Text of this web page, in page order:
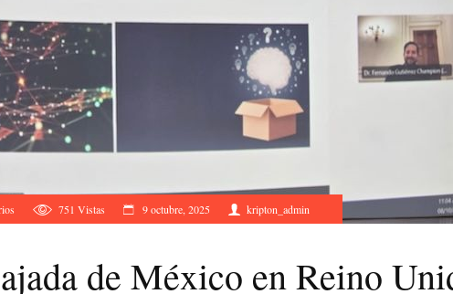
751 Vistas 9 octubre, 2025 kripton_admin
de México en Reino